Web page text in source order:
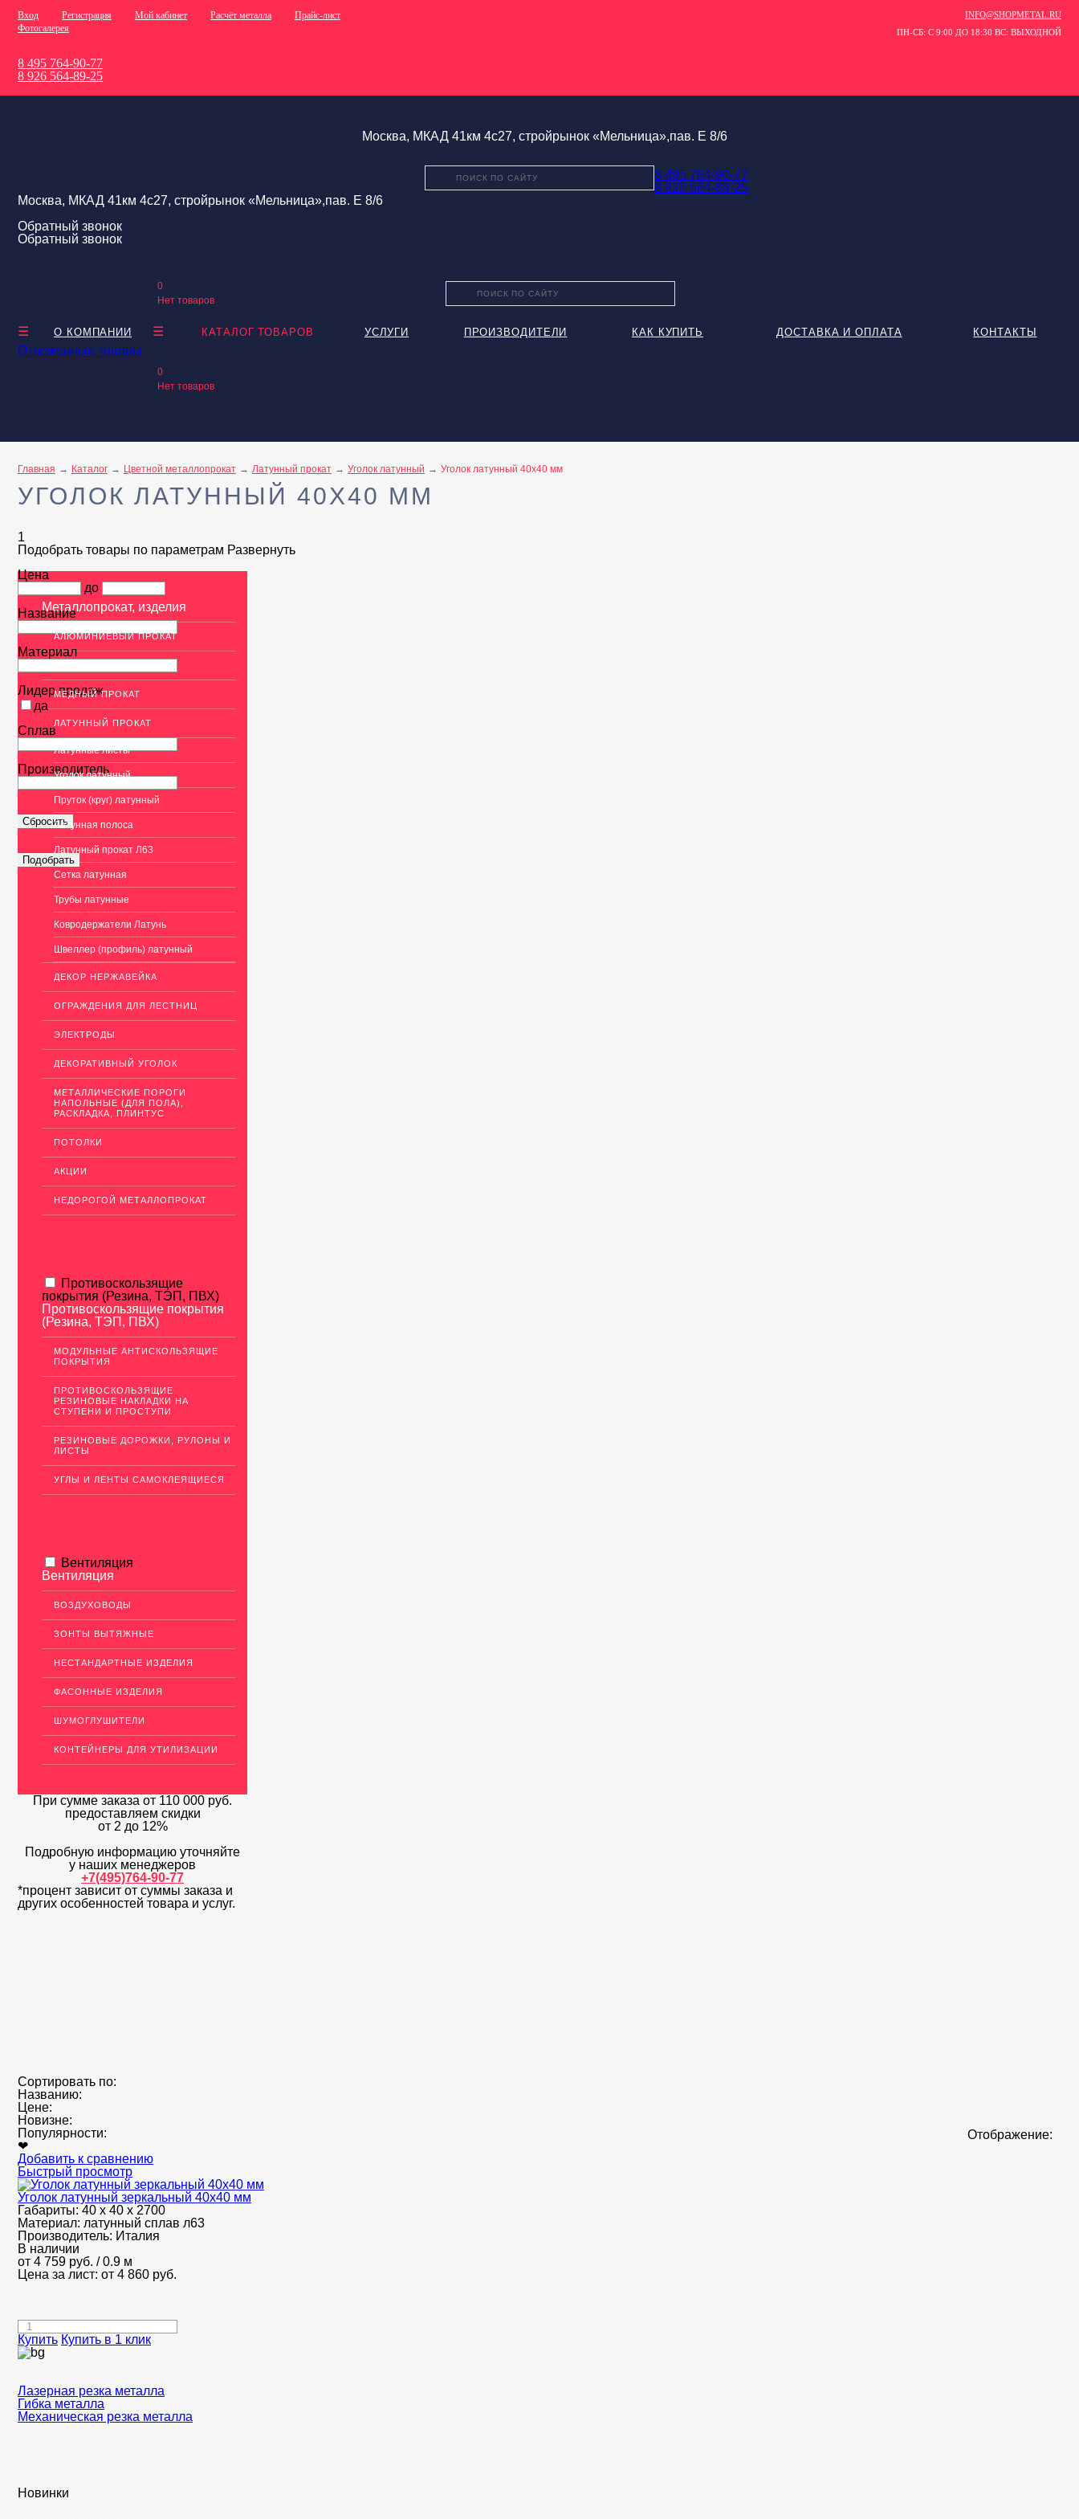
Вход Регистрация Мой кабинет Расчёт металла
Прайс-лист
Фотогалерея
INFO@SHOPMETAL.RU
ПН-СБ: С 9:00 ДО 18:30 ВС: ВЫХОДНОЙ
8 495 764-90-77
8 926 564-89-25
Москва, МКАД 41км 4с27, стройрынок «Мельница»,пав. Е 8/6
8 495 764-90-77
8 926 564-89-25
Москва, МКАД 41км 4с27, стройрынок «Мельница»,пав. Е 8/6
Обратный звонок
Обратный звонок
0
Нет товаров
О КОМПАНИИ КАТАЛОГ ТОВАРОВ УСЛУГИ ПРОИЗВОДИТЕЛИ КАК КУПИТЬ ДОСТАВКА И ОПЛАТА КОНТАКТЫ
Отложенные товары
0
Нет товаров
Главная Каталог Цветной металлопрокат Латунный прокат Уголок латунный Уголок латунный 40x40 мм
УГОЛОК ЛАТУННЫЙ 40X40 ММ
1
Металлопрокат, изделия
АЛЮМИНИЕВЫЙ ПРОКАТ
МЕДНЫЙ ПРОКАТ
ЛАТУННЫЙ ПРОКАТ
Латунные листы
Уголок латунный
Пруток (круг) латунный
Латунная полоса
Латунный прокат Л63
Сетка латунная
Трубы латунные
Ковродержатели Латунь
Швеллер (профиль) латунный
ДЕКОР НЕРЖАВЕЙКА
ОГРАЖДЕНИЯ ДЛЯ ЛЕСТНИЦ
ЭЛЕКТРОДЫ
ДЕКОРАТИВНЫЙ УГОЛОК
МЕТАЛЛИЧЕСКИЕ ПОРОГИ
НАПОЛЬНЫЕ (ДЛЯ ПОЛА),
РАСКЛАДКА, ПЛИНТУС
ПОТОЛКИ
АКЦИИ
НЕДОРОГОЙ МЕТАЛЛОПРОКАТ
Противоскользящие
покрытия (Резина, ТЭП, ПВХ)
Противоскользящие покрытия
(Резина, ТЭП, ПВХ)
МОДУЛЬНЫЕ АНТИСКОЛЬЗЯЩИЕ
ПОКРЫТИЯ
ПРОТИВОСКОЛЬЗЯЩИЕ
РЕЗИНОВЫЕ НАКЛАДКИ НА
СТУПЕНИ И ПРОСТУПИ
РЕЗИНОВЫЕ ДОРОЖКИ, РУЛОНЫ И
ЛИСТЫ
УГЛЫ И ЛЕНТЫ САМОКЛЕЯЩИЕСЯ
Вентиляция
Вентиляция
ВОЗДУХОВОДЫ
ЗОНТЫ ВЫТЯЖНЫЕ
НЕСТАНДАРТНЫЕ ИЗДЕЛИЯ
ФАСОННЫЕ ИЗДЕЛИЯ
ШУМОГЛУШИТЕЛИ
КОНТЕЙНЕРЫ ДЛЯ УТИЛИЗАЦИИ
При сумме заказа от 110 000 руб.
предоставляем скидки
от 2 до 12%
Подробную информацию уточняйте
у наших менеджеров
+7(495)764-90-77
*процент зависит от суммы заказа и
других особенностей товара и услуг.
Подобрать товары по параметрам Развернуть
Цена
до
Название
Материал
Лидер продаж
да
Сплав
Производитель
Сортировать по:
Названию:
Цене:
Новизне:
Популярности:
Отображение:
❤
Добавить к сравнению
Быстрый просмотр
Уголок латунный зеркальный 40х40 мм
Габариты: 40 х 40 х 2700
Материал: латунный сплав л63
Производитель: Италия
В наличии
от 4 759 руб. / 0.9 м
Цена за лист: от 4 860 руб.
Купить Купить в 1 клик
Лазерная резка металла
Гибка металла
Механическая резка металла
Новинки